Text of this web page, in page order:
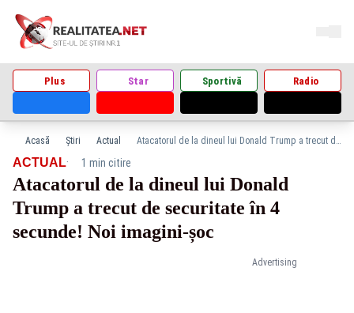
Plus Star Sportivă Radio
Acasă Știri Actual Atacatorul de la dineul lui Donald Trump a trecut de securitate în 4 secunde! Noi imagini-șoc
Advertising
ACTUAL· 1 min citire
Atacatorul de la dineul lui Donald
Trump a trecut de securitate în 4
secunde! Noi imagini-șoc